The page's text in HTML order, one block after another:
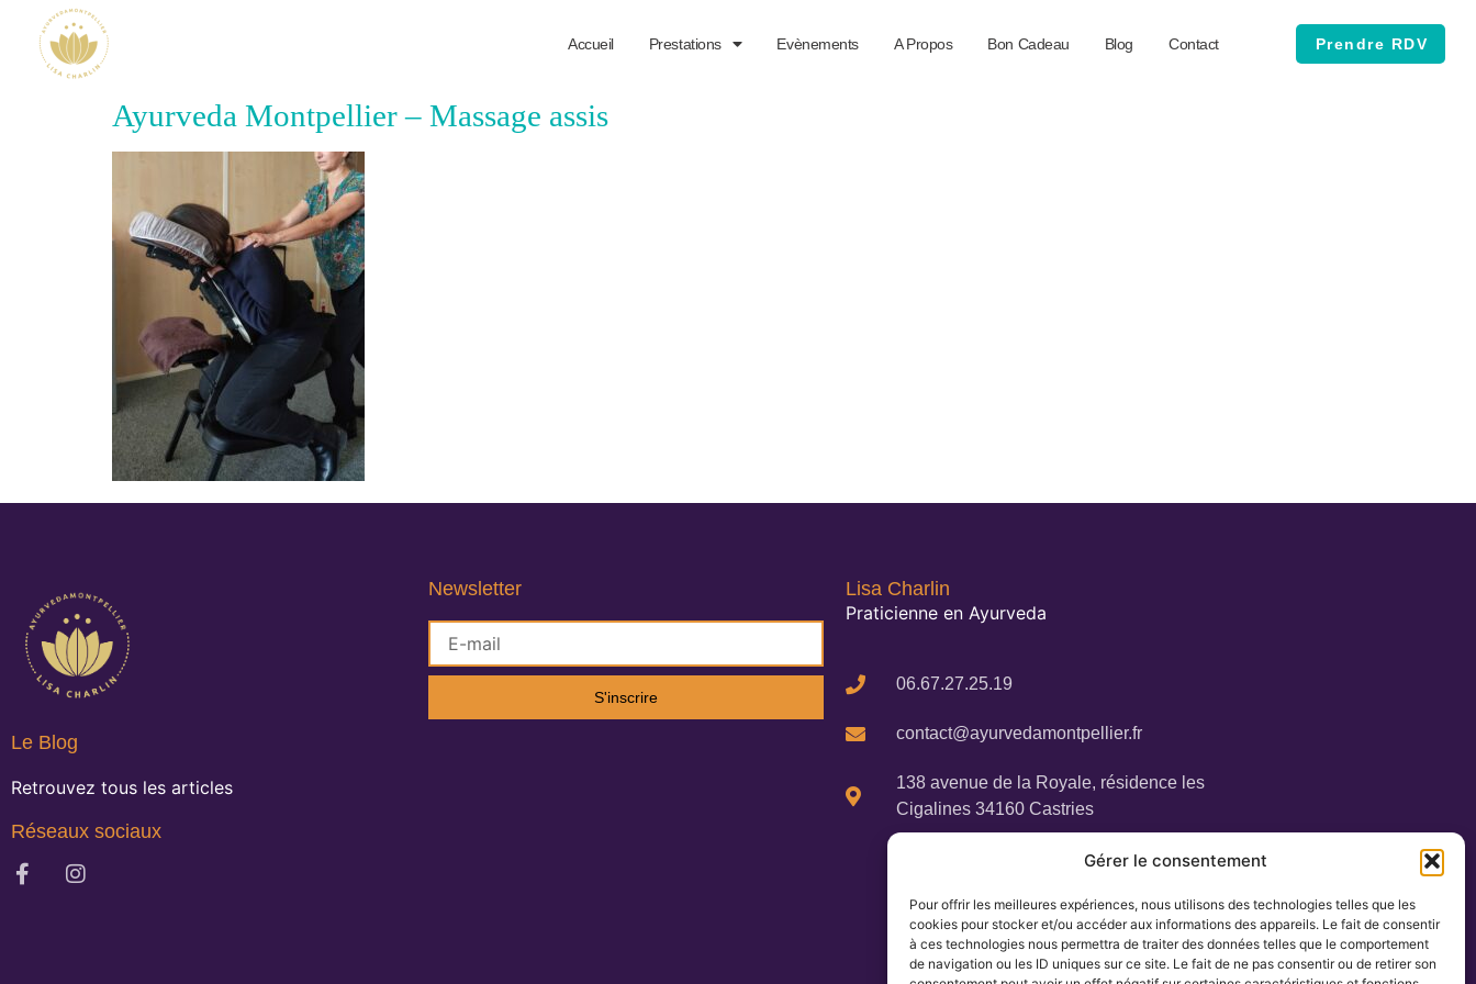
Gérer le consentement
Pour offrir les meilleures expériences, nous utilisons des technologies telles que les
cookies pour stocker et/ou accéder aux informations des appareils. Le fait de consentir
à ces technologies nous permettra de traiter des données telles que le comportement
de navigation ou les ID uniques sur ce site. Le fait de ne pas consentir ou de retirer son
Accueil Prestations Evènements A Propos Bon Cadeau Blog Contact Prendre RDV
Ayurveda Montpellier – Massage assis
Le Blog
Retrouvez tous les articles
Réseaux sociaux
Newsletter
S'inscrire
Lisa Charlin
Praticienne en Ayurveda
06.67.27.25.19
contact@ayurvedamontpellier.fr
138 avenue de la Royale, résidence les
Cigalines 34160 Castries